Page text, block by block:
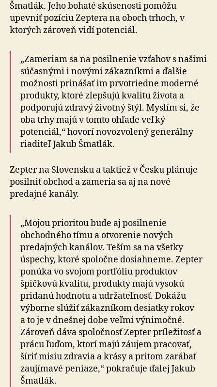
Šmatlák. Jeho bohaté skúsenosti pomôžu
upevniť pozíciu Zeptera na oboch trhoch, v
ktorých zároveň vidí potenciál.
„Zameriam sa na posilnenie vzťahov s našimi
súčasnými i novými zákazníkmi a ďalšie
možnosti prinášať im prvotriedne moderné
produkty, ktoré zlepšujú kvalitu života a
podporujú zdravý životný štýl. Myslím si, že
oba trhy majú v tomto ohľade veľký
potenciál,“ hovorí novozvolený generálny
riaditeľ Jakub Šmatlák.
Zepter na Slovensku a taktiež v Česku plánuje
posilniť obchod a za­me­ria sa aj na nové
predajné kanály.
„Mojou prioritou bude aj posilnenie
obchodného tímu a otvorenie nových
predajných kanálov. Teším sa na všetky
úspechy, ktoré spoločne dosiahneme. Zepter
ponúka vo svojom portfóliu produktov
špičkovú kvalitu, produkty majú vysokú
pridanú hodnotu a udržateľnosť. Dokážu
výborne slúžiť zákazníkom desiatky rokov
a to je v dnešnej dobe veľmi výnimočné.
Zároveň dáva spoločnosť Zepter príležitosť a
prácu ľuďom, ktorí majú záujem pracovať,
šíriť misiu zdravia a krásy a pritom zarábať
zaujímavé peniaze,“ pokračuje ďalej Jakub
Šmatlák.